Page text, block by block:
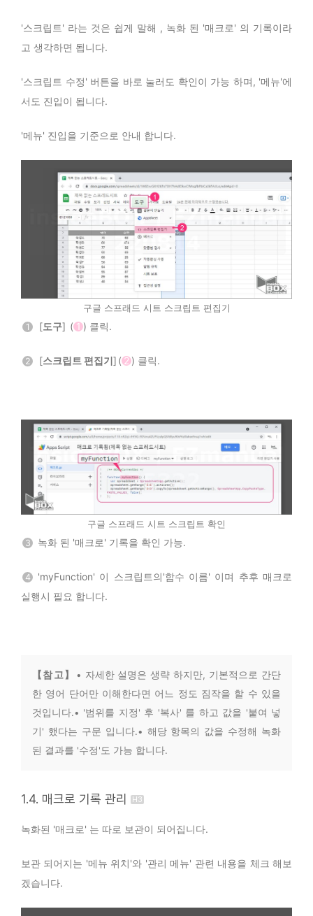
'스크립트' 라는 것은 쉽게 말해 , 녹화 된 '매크로' 의 기록이라
고 생각하면 됩니다.
'스크립트 수정' 버튼을 바로 눌러도 확인이 가능 하며, '메뉴'에
서도 진입이 됩니다.
'메뉴' 진입을 기준으로 안내 합니다.
구글 스프래드 시트 스크립트 편집기
1 [도구] ( 1 ) 클릭.
2 [스크립트 편집기] ( 2 ) 클릭.
구글 스프래드 시트 스크립트 확인
3 녹화 된 '매크로' 기록을 확인 가능.
4
'myFunction' 이 스크립트의'함수 이름' 이며 추후 매크로
실행시 필요 합니다.
【참 고】
• 자세한 설명은 생략 하지만, 기본적으로 간단
한 영어 단어만 이해한다면 어느 정도 짐작을 할 수 있을
것입니다.• '범위를 지정' 후 '복사' 를 하고 값을 '붙여 넣
기' 했다는 구문 입니다.• 해당 항목의 값을 수정해 녹화
된 결과를 '수정'도 가능 합니다.
1.4. 매크로 기록 관리
녹화된 '매크로' 는 따로 보관이 되어집니다.
보관 되어지는 '메뉴 위치'와 '관리 메뉴' 관련 내용을 체크 해보
겠습니다.